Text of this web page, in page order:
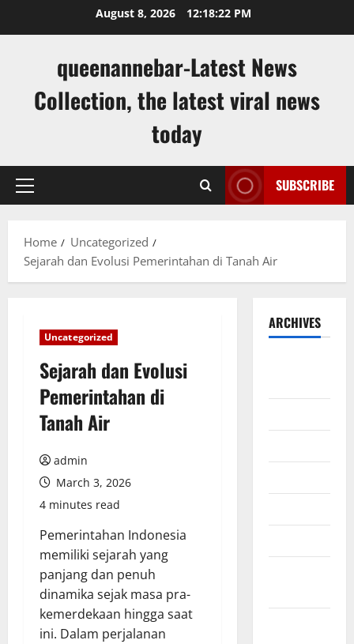
August 8, 2026 12:18:23 PM
queenannebar-Latest News
Collection, the latest viral news
today
Primary
SUBSCRIBE
Home
Uncategorized
Sejarah dan Evolusi Pemerintahan di Tanah Air
Uncategorized
Sejarah dan Evolusi
Pemerintahan di
Tanah Air
admin
March 3, 2026
4 minutes read
Pemerintahan Indonesia
memiliki sejarah yang
panjang dan penuh
dinamika sejak masa pra-
kemerdekaan hingga saat
ini. Dalam perjalanan
ARCHIVES